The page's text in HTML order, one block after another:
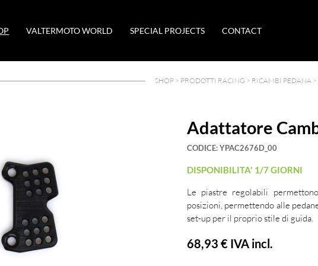
VALTERMOTO WORLD SPECIAL PROJECTS CONTACT
SHOP > PRODOTTI RACING > RICAMBI PEDANA >
Adattatore
CODICE:YPAC2676D_00
DISPONIBILITA' 1/7 GIORNI
Le piastre regolabili
posizioni, permettendo alle
set-up per il proprio stile di guida.
68,93 €IVA incl.